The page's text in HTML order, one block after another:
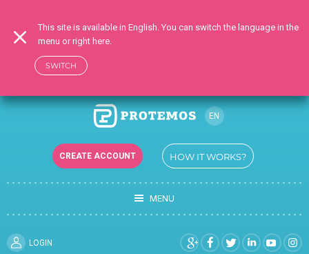
EN
CREATE ACCOUNT HOW IT WORKS?
MENU
LOGIN
This site is available in English. You can switch the language in the
menu or right here.
SWITCH